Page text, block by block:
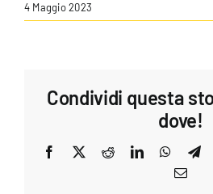
4 Maggio 2023
Condividi questa
dove!
Facebook
X RedditLinkedIn
Email